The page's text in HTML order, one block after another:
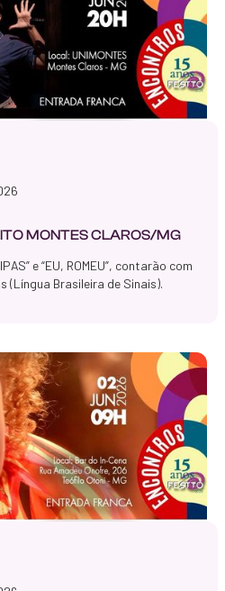
MONTES CLAROS/MG
e “EU, ROMEU”, contarão com
(Língua Brasileira de Sinais).